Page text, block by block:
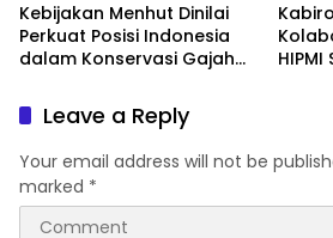
Kebijakan Menhut Dinilai
Perkuat Posisi Indonesia
dalam Konservasi Gajah
Leave a Reply
Your email address will not be
marked *